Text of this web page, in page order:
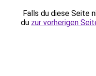
Falls du diese Seite
du zur vorherigen